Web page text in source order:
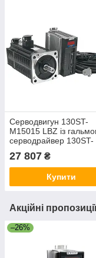
Серводвигун 130ST-
M15015 LBZ із
серводрайвер 130ST-
27 807 ₴
Купити
Акційні
–26%